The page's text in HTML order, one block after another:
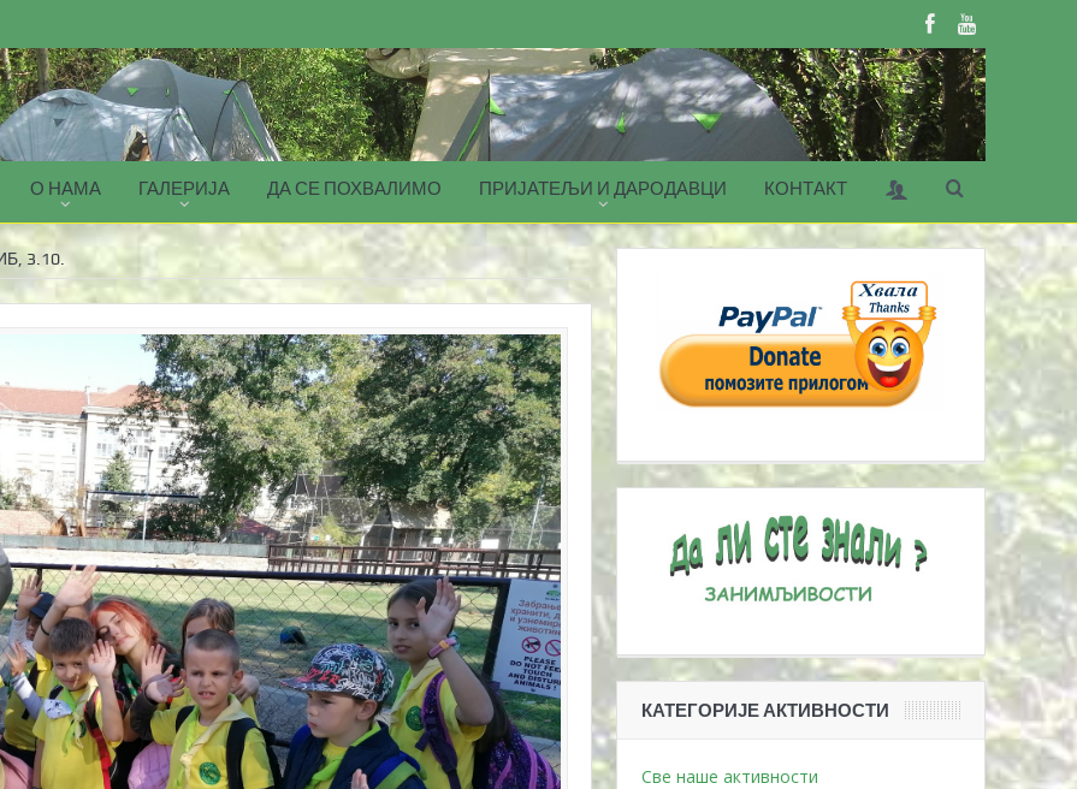
О НАМА ГАЛЕРИЈА ДА СЕ ПОХВАЛИМО ПРИЈАТЕЉИ И ДАРОДАВЦИ КОНТАКТ
3.10.
КАТЕГОРИЈЕ АКТИВНОСТИ
Све наше активности